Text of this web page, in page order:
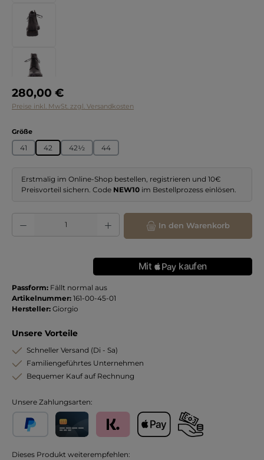
Regulärer Preis:
280,00 €
Preise inkl. MwSt. zzgl. Versandkosten
Größeauswählen
41 42 42½ 44
Erstmalig im Online-Shop bestellen, registrieren und 10€
Preisvorteil sichern. Code NEW10 im Bestellprozess einlösen.
Produkt Anzahl: Gib den gewünschten Wert ein oder benutze die
In den Warenkorb
Passform: Fällt normal aus
Artikelnummer: 161-00-45-01
Hersteller: Giorgio
Unsere Vorteile
Schneller Versand (Di - Sa)
Familiengeführtes Unternehmen
Bequemer Kauf auf Rechnung
Unsere Zahlungsarten:
Dieses Produkt weiterempfehlen: